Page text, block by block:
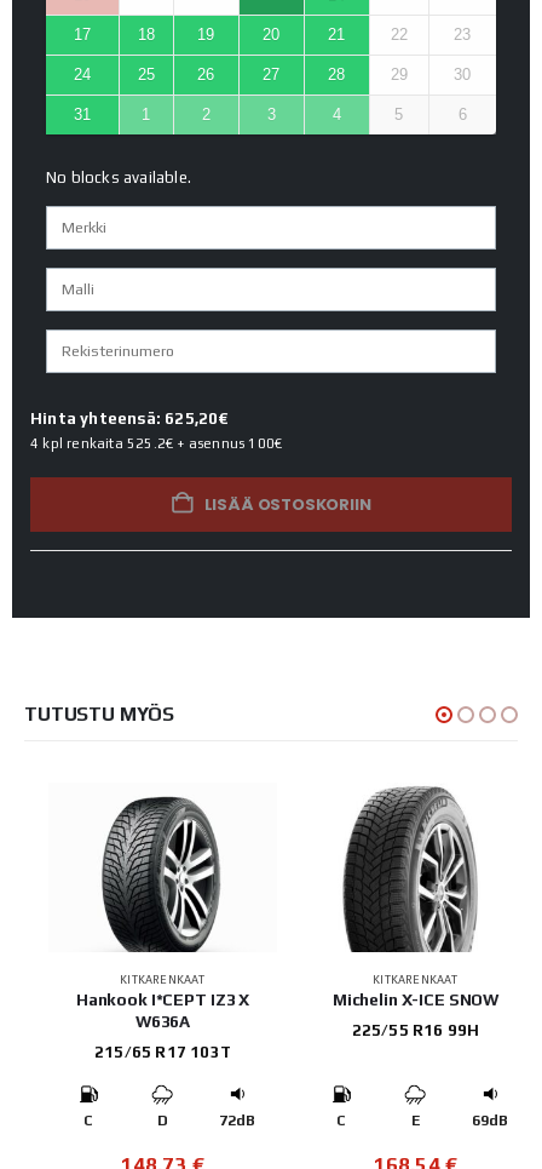
17 18 19 20 21 22 23
24 25 26 27 28 29 30
31 1 2 3 4 5 6
No blocks available.
Hinta yhteensä: 625,20€
4 kpl renkaita 525.2€ + asennus 100€
LISÄÄ OSTOSKORIIN
TUTUSTU MYÖS
KITKARENKAAT
Hankook I*CEPT IZ3 X
W636A
215/65 R17 103T
C D 72dB
KITKARENKAAT
Michelin X-ICE SNOW
225/55 R16 99H
C E 69dB